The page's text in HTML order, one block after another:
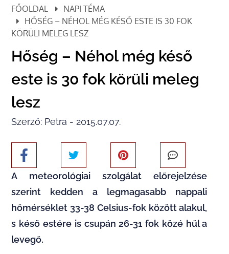
FŐOLDAL
NAPI TÉMA
HŐSÉG – NÉHOL MÉG KÉSŐ ESTE IS 30 FOK
KÖRÜLI MELEG LESZ
Hőség – Néhol még késő
este is 30 fok körüli meleg
lesz
Szerző: Petra - 2015.07.07.
A meteorológiai szolgálat előrejelzése
szerint kedden a legmagasabb nappali
hőmérséklet 33-38 Celsius-fok között alakul,
s késő estére is csupán 26-31 fok közé hűl a
levegő.